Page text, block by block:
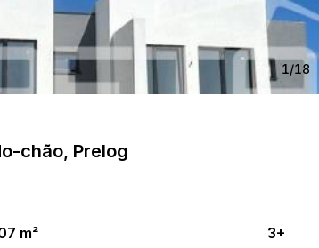
1/18
chão, Prelog
m² 3+